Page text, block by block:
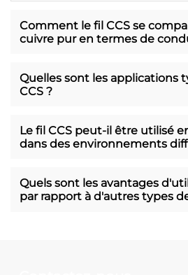
Comment le fil CCS se
cuivre pur en termes de
Quelles sont les applications
CCS ?
Le fil CCS peut-il être utilisé
dans des environnements
Quels sont les avantages
par rapport à d'autres types